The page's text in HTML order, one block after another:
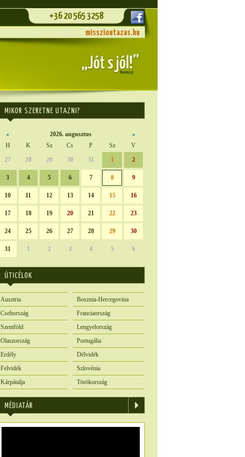
+36 20 565 3258
misszioutazas.hu
MIKOR SZERETNE UTAZNI?
« 2026. augusztus
»
H
K Sz Cs P Sz
V
27
28 29 30 31 1 2
3 4 5 6 7 8 9
10 11 12 13 14 15 16
17 18 19 20 21 22 23
24 25 26 27 28 29 30
31 1 2 3 4 5 6
ÚTICÉLOK
Ausztria
Bosznia-Hercegovina
Csehország
Franciaország
Szentföld
Lengyelország
Olaszország
Portugália
Erdély
Délvidék
Felvidék
Szlovénia
Kárpátalja
Törökország
MÉDIATÁR